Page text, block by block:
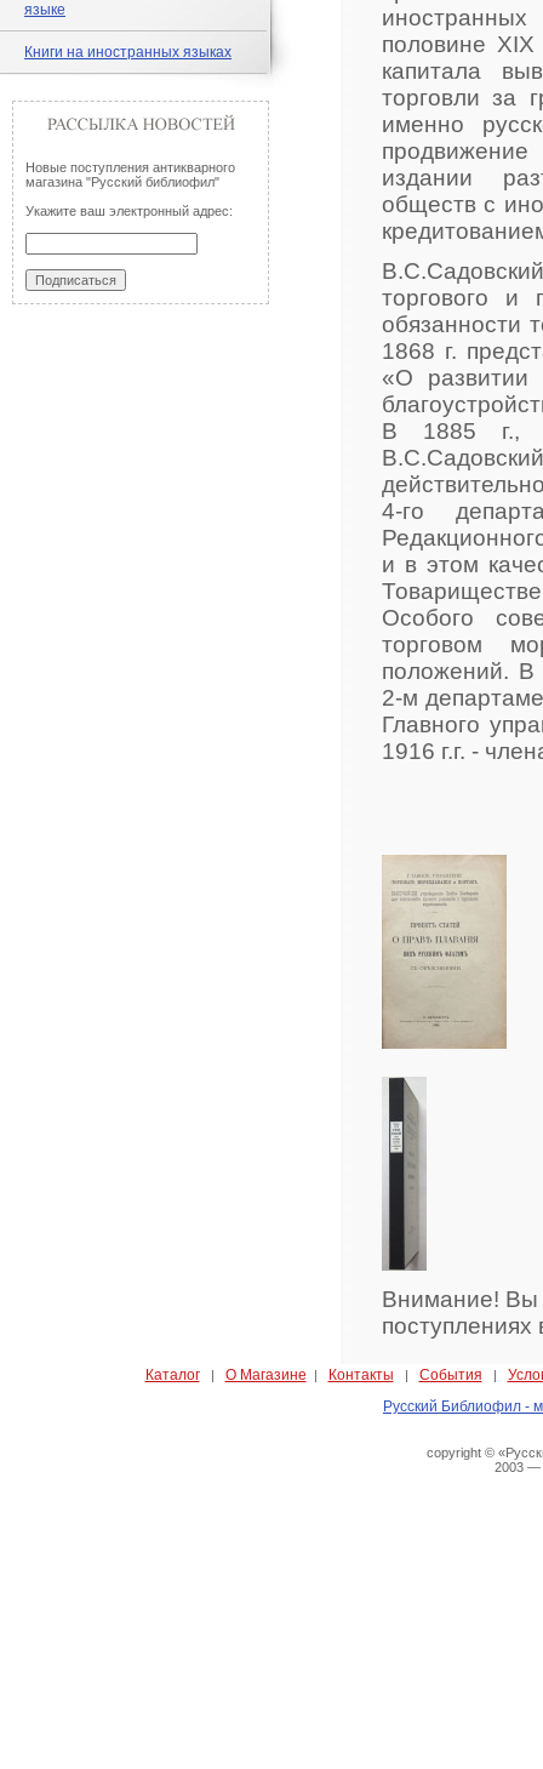
языке
Книги на иностранных языках
Новые поступления антикварного
магазина "Русский библиофил"
Укажите ваш электронный адрес:
половине XIX
капитала
торговли за
именно
издании
обществ с
торгового и
обязанности
1868 г.
«О развитии
В 1885 г.,
4-го
и в этом
Особого
торговом
положений. В
2-м
Главного
1916 г.г. -
Внимание! Вы
Каталог| О Магазине | Контакты | События |
Русский Библиофил -
copyright ©
2003 —